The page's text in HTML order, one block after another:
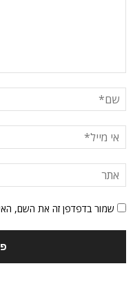
שמור בדפדפן זה את השם,